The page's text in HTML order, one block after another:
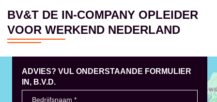
BV&T DE IN-COMPANY OPLEIDER
VOOR WERKEND NEDERLAND
ADVIES? VUL ONDERSTAANDE FORMULIER
IN, B.V.D.